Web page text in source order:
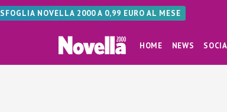
SFOGLIA NOVELLA 2000 A 0,99 EURO AL MESE
HOME NEWS